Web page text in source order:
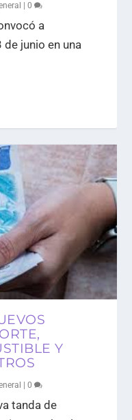
|0
a
junio en una
Y
|0
tanda de